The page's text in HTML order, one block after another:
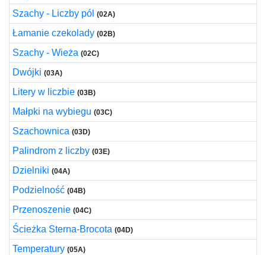
Szachy - Liczby pól (02A)
Łamanie czekolady (02B)
Szachy - Wieża (02C)
Dwójki (03A)
Litery w liczbie (03B)
Małpki na wybiegu (03C)
Szachownica (03D)
Palindrom z liczby (03E)
Dzielniki (04A)
Podzielność (04B)
Przenoszenie (04C)
Ścieżka Sterna-Brocota (04D)
Temperatury (05A)